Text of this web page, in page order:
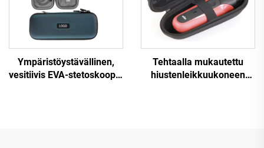
Ympäristöystävällinen,
vesitiivis EVA-stetoskoopin
Tehtaalla mukautettu
hiustenleikkuukoneen